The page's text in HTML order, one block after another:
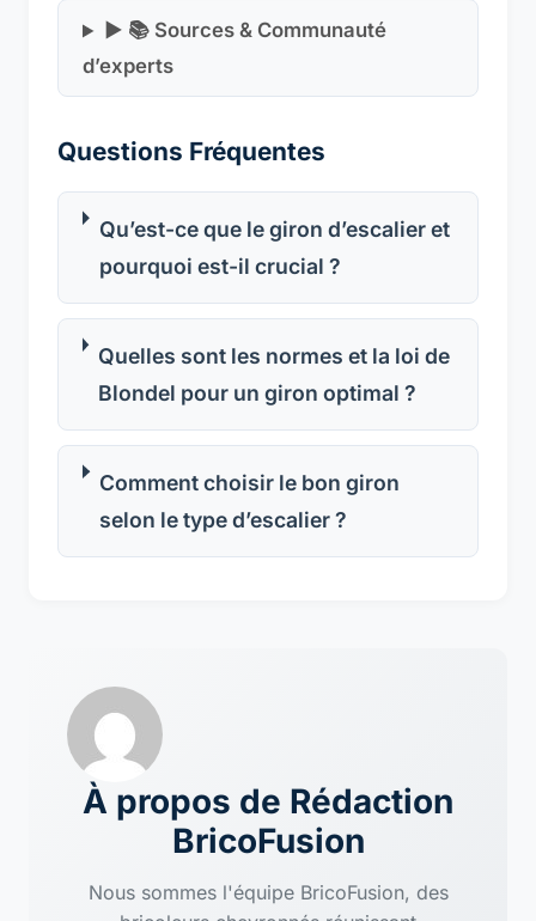
▶ 📚 Sources & Communauté
d’experts
Questions Fréquentes
Qu’est-ce que le giron d’escalier et
pourquoi est-il crucial ?
Quelles sont les normes et la loi de
Blondel pour un giron optimal ?
Comment choisir le bon giron
selon le type d’escalier ?
À propos de Rédaction
BricoFusion
Nous sommes l'équipe BricoFusion, des